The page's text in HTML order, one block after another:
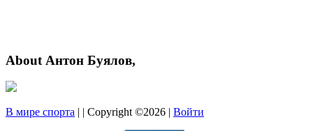
About Антон Буялов,
В мире спорта | | Copyright ©2026 | Войти